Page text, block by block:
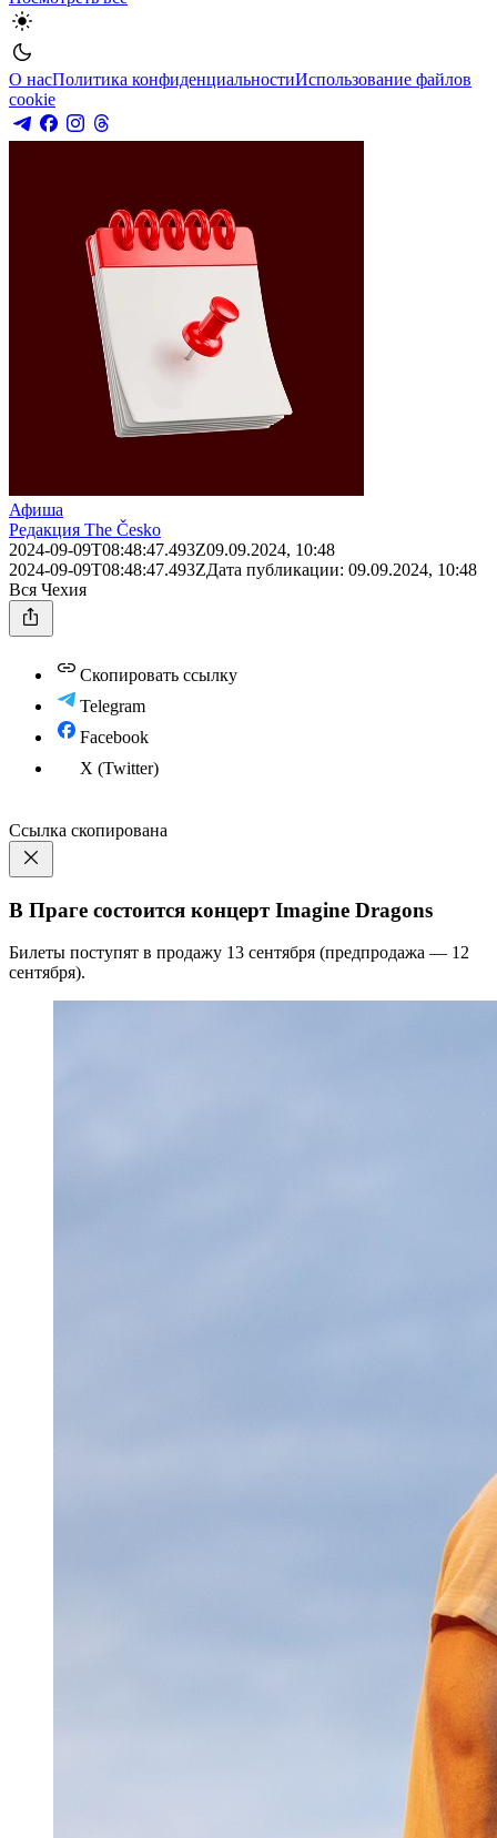
О насПолитика конфиденциальностиИспользование файлов
cookie
Афиша
Редакция The Česko
2024-09-09T08:48:47.493Z09.09.2024, 10:48
2024-09-09T08:48:47.493ZДата публикации: 09.09.2024, 10:48
Вся Чехия
Скопировать ссылку
Telegram
Facebook
X (Twitter)
Ссылка скопирована
В Праге состоится концерт Imagine Dragons
Билеты поступят в продажу 13 сентября (предпродажа — 12
сентября).